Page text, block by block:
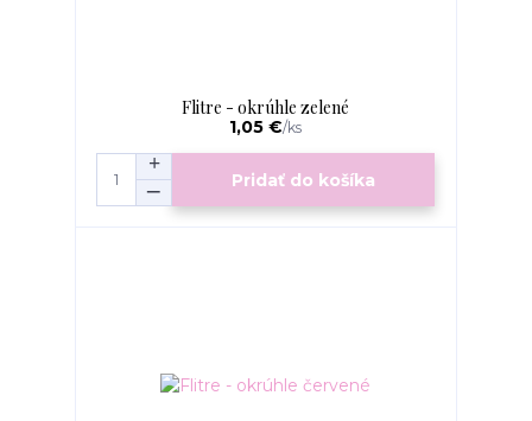
Flitre - okrúhle zelené
1,05 €/ks
Pridať do košíka